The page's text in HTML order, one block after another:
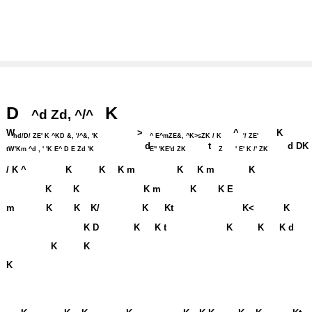
D ^d Zd, ^/^ K
Whd/D/ ZE' K ^KD &, '/^&, 'K > ^ E^mZE&, ^K>sZK / K ^ '/ ZE' K
tW'Km ^d , ' 'K E^ D E Zd 'K dE'' 'KE'd ZK t Z ' E' K /' ZK d DK
/ K ^ K K K m K K m
K
K
K K m K
K E
m
K K K/ K Kt K<
K
K D
K K t K K
K d
K
K
K